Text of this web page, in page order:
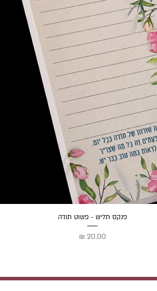
תצוגה מהירה
פנקס תליש - פשוט תודה
מחיר